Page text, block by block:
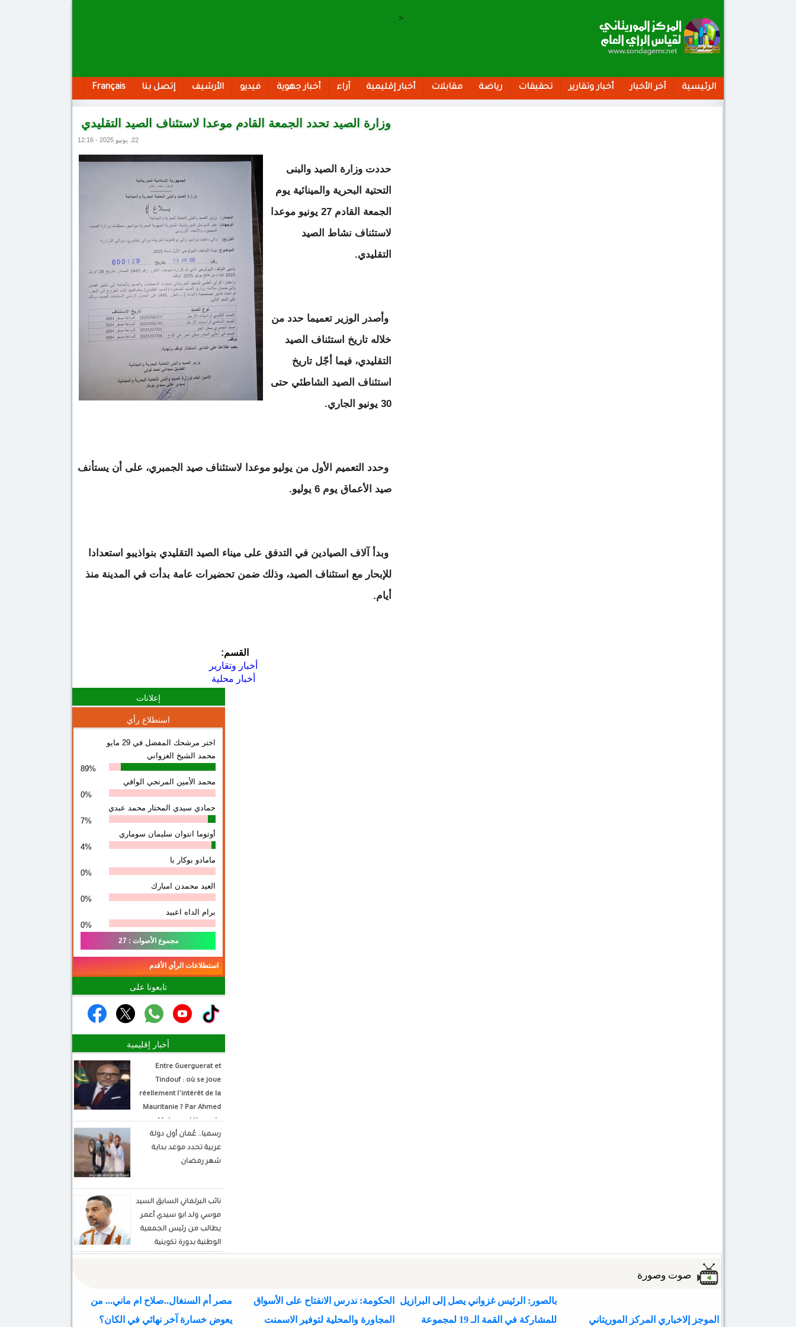
>
الرئيسية آخر الأخبار أخبار وتقارير تحقيقات رياضة مقابلات أخبار إقليمية آراء أخبار جهوية فيديو الأرشيف إتصل بنا Français
وزارة الصيد تحدد الجمعة القادم موعدا لاستئناف الصيد التقليدي
22. يونيو 2025 - 12:16
حددت وزارة الصيد والبنى
التحتية البحرية والمينائية يوم
الجمعة القادم 27 يونيو موعدا
لاستئناف نشاط الصيد
التقليدي.
وأصدر الوزير تعميما حدد من
خلاله تاريخ استئناف الصيد
التقليدي، فيما أجّل تاريخ
استئناف الصيد الشاطئي حتى
30 يونيو الجاري.
وحدد التعميم الأول من يوليو موعدا لاستئناف صيد الجمبري، على أن يستأنف
صيد الأعماق يوم 6 يوليو.
وبدأ آلاف الصيادين في التدفق على ميناء الصيد التقليدي بنواذيبو استعدادا
للإبحار مع استئناف الصيد، وذلك ضمن تحضيرات عامة بدأت في المدينة منذ
أيام.
القسم:
أخبار وتقارير
أخبار محلية
إعلانات
استطلاع رأي
اختر مرشحك المفضل في 29 مايو
محمد الشيخ الغزواني
89%
محمد الأمين المرتجي الوافي
0%
حمادي سيدي المختار محمد عبدي
7%
أوتوما انتوان سلیمان سوماري
4%
مامادو بوكار با
0%
العيد محمدن امبارك
0%
برام الداه اعبيد
0%
مجموع الأصوات : 27
استطلاعات الرأي الأقدم
تابعونا على
أخبار إقليمية
Entre Guerguerat et
Tindouf : où se joue
réellement l’intérêt de la
Mauritanie ? Par Ahmed
Mohamed Hamada
Écrivain et analyste
politique
رسميا.. عُمان أول دولة
عربية تحدد موعد بداية
شهر رمضان
نائب البرلماني السابق السيد
موسي ولد ابو سيدي أعمر
يطالب من رئيس الجمعية
الوطنية بدورة تكوينية
للنواب الجديد
صوت وصورة
الموجز إلاخباري المركز الموريتاني
بالصور: الرئيس غزواني يصل إلى البرازيل
للمشاركة في القمة الـ 19 لمجموعة
الحكومة: ندرس الانفتاح على الأسواق
المجاورة والمحلية لتوفير الاسمنت
مصر أم السنغال..صلاح ام ماني... من
يعوض خسارة آخر نهائي في الكان؟